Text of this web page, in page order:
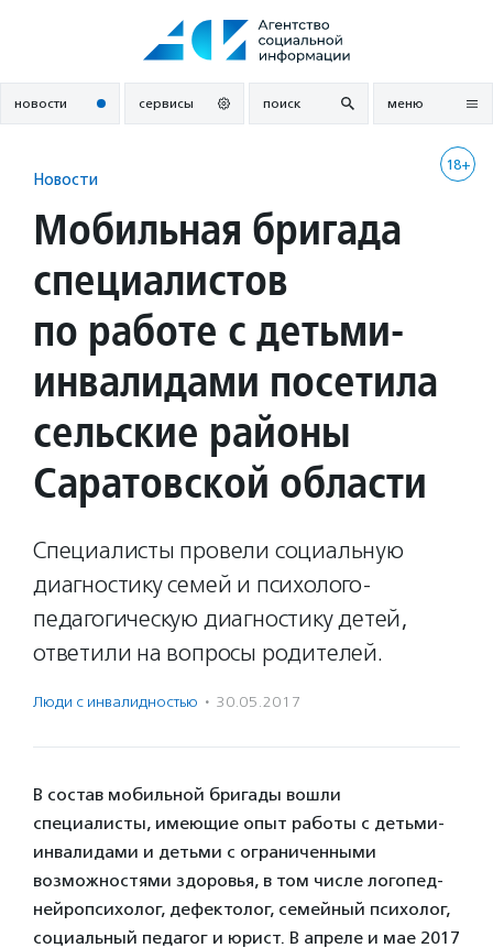
новости сервисы поиск меню
18+
Новости
Мобильная бригада
специалистов
по работе с детьми-
инвалидами посетила
сельские районы
Саратовской области
Специалисты провели социальную
диагностику семей и психолого-
педагогическую диагностику детей,
ответили на вопросы родителей.
Люди с инвалидностью · 30.05.2017
В состав мобильной бригады вошли
специалисты, имеющие опыт работы с детьми-
инвалидами и детьми с ограниченными
возможностями здоровья, в том числе логопед-
нейропсихолог, дефектолог, семейный психолог,
социальный педагог и юрист. В апреле и мае 2017